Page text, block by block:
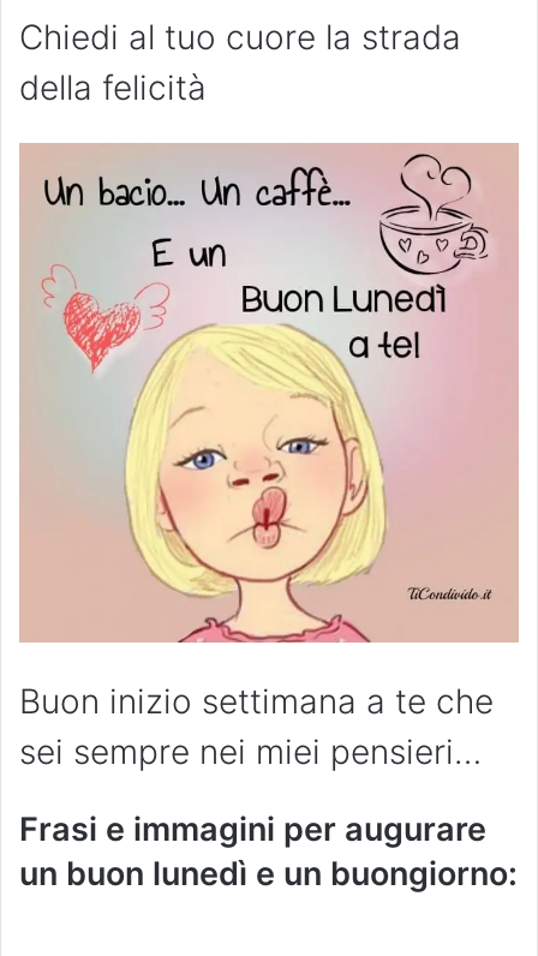
Chiedi al tuo cuore la strada
della felicità
Buon inizio settimana a te che
sei sempre nei miei pensieri…
Frasi e immagini per augurare
un buon lunedì e un buongiorno: